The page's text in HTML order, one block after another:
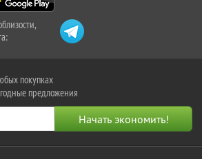
покупках
предложения